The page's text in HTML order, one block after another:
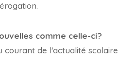
comme celle-ci?
courant de l'actualité scolaire